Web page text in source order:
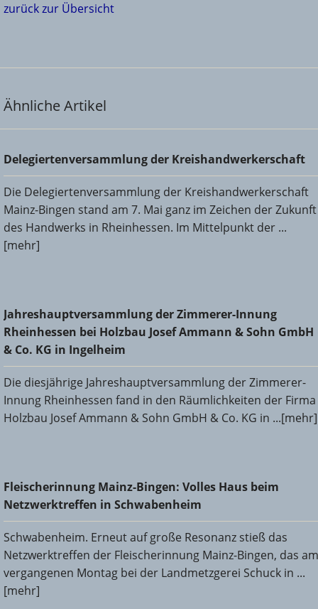
zurück zur Übersicht
Ähnliche Artikel
Delegiertenversammlung der Kreishandwerkerschaft
Delegiertenversammlung der Kreishandwerkerschaft
Die Delegiertenversammlung der Kreishandwerkerschaft
Mainz-Bingen stand am 7. Mai ganz im Zeichen der Zukunft
des Handwerks in Rheinhessen. Im Mittelpunkt der ...
[mehr]
Jahreshauptversammlung der Zimmerer-Innung
Rheinhessen bei Holzbau Josef Ammann & Sohn GmbH &
Co. KG in Ingelheim
Jahreshauptversammlung der Zimmerer-Innung
Rheinhessen bei Holzbau Josef Ammann & Sohn GmbH
& Co. KG in Ingelheim
Die diesjährige Jahreshauptversammlung der Zimmerer-
Innung Rheinhessen fand in den Räumlichkeiten der Firma
Holzbau Josef Ammann & Sohn GmbH & Co. KG in ...[mehr]
Fleischerinnung Mainz-Bingen: Volles Haus beim
Netzwerktreffen in Schwabenheim
Fleischerinnung Mainz-Bingen: Volles Haus beim
Netzwerktreffen in Schwabenheim
Schwabenheim. Erneut auf große Resonanz stieß das
Netzwerktreffen der Fleischerinnung Mainz-Bingen, das am
vergangenen Montag bei der Landmetzgerei Schuck in ...
[mehr]